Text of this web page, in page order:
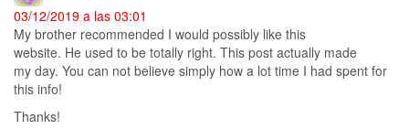
03/12/2019 a las 03:01
My brother recommended I would possibly like this
website. He used to be totally right. This post actually made
my day. You can not believe simply how a lot time I had spent for
this info!
Thanks!